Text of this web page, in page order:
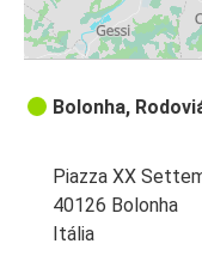
Bolonha,
Piazza XX
40126 Bolonha
Itália